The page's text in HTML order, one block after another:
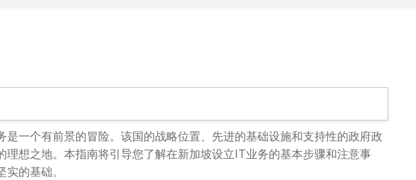
是一个有前景的冒险。该国的战略位置、先进的基础设施和支持性的政府政
理想之地。本指南将引导您了解在新加坡设立IT业务的基本步骤和注意事
的基础。